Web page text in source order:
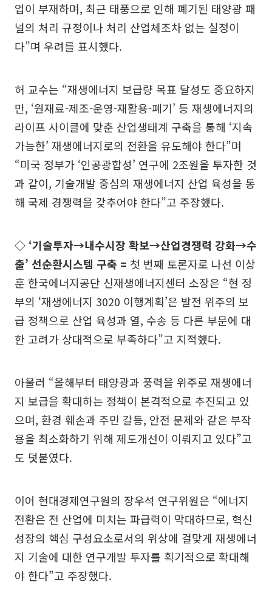
업이 부재하며, 최근 태풍으로 인해 폐기된 태양광 패
널의 처리 규정이나 처리 산업체조차 없는 실정이
다”며 우려를 표시했다.
허 교수는 “재생에너지 보급량 목표 달성도 중요하지
만, ‘원재료-제조-운영-재활용-폐기’ 등 재생에너지의
라이프 사이클에 맞춘 산업생태계 구축을 통해 ‘지속
가능한’ 재생에너지로의 전환을 유도해야 한다”며
“미국 정부가 ‘인공광합성’ 연구에 2조원을 투자한 것
과 같이, 기술개발 중심의 재생에너지 산업 육성을 통
해 국제 경쟁력을 갖추어야 한다”고 주장했다.
◇ ‘기술투자→내수시장 확보→산업경쟁력 강화→수
출’ 선순환시스템 구축 = 첫 번째 토론자로 나선 이상
훈 한국에너지공단 신재생에너지센터 소장은 “현 정
부의 ‘재생에너지 3020 이행계획’은 발전 위주의 보
급 정책으로 산업 육성과 열, 수송 등 다른 부문에 대
한 고려가 상대적으로 부족하다”고 지적했다.
아울러 “올해부터 태양광과 풍력을 위주로 재생에너
지 보급을 확대하는 정책이 본격적으로 추진되고 있
으며, 환경 훼손과 주민 갈등, 안전 문제와 같은 부작
용을 최소화하기 위해 제도개선이 이뤄지고 있다”고
도 덧붙였다.
이어 현대경제연구원의 장우석 연구위원은 “에너지
전환은 전 산업에 미치는 파급력이 막대하므로, 혁신
성장의 핵심 구성요소로서의 위상에 걸맞게 재생에너
지 기술에 대한 연구개발 투자를 획기적으로 확대해
야 한다”고 주장했다.